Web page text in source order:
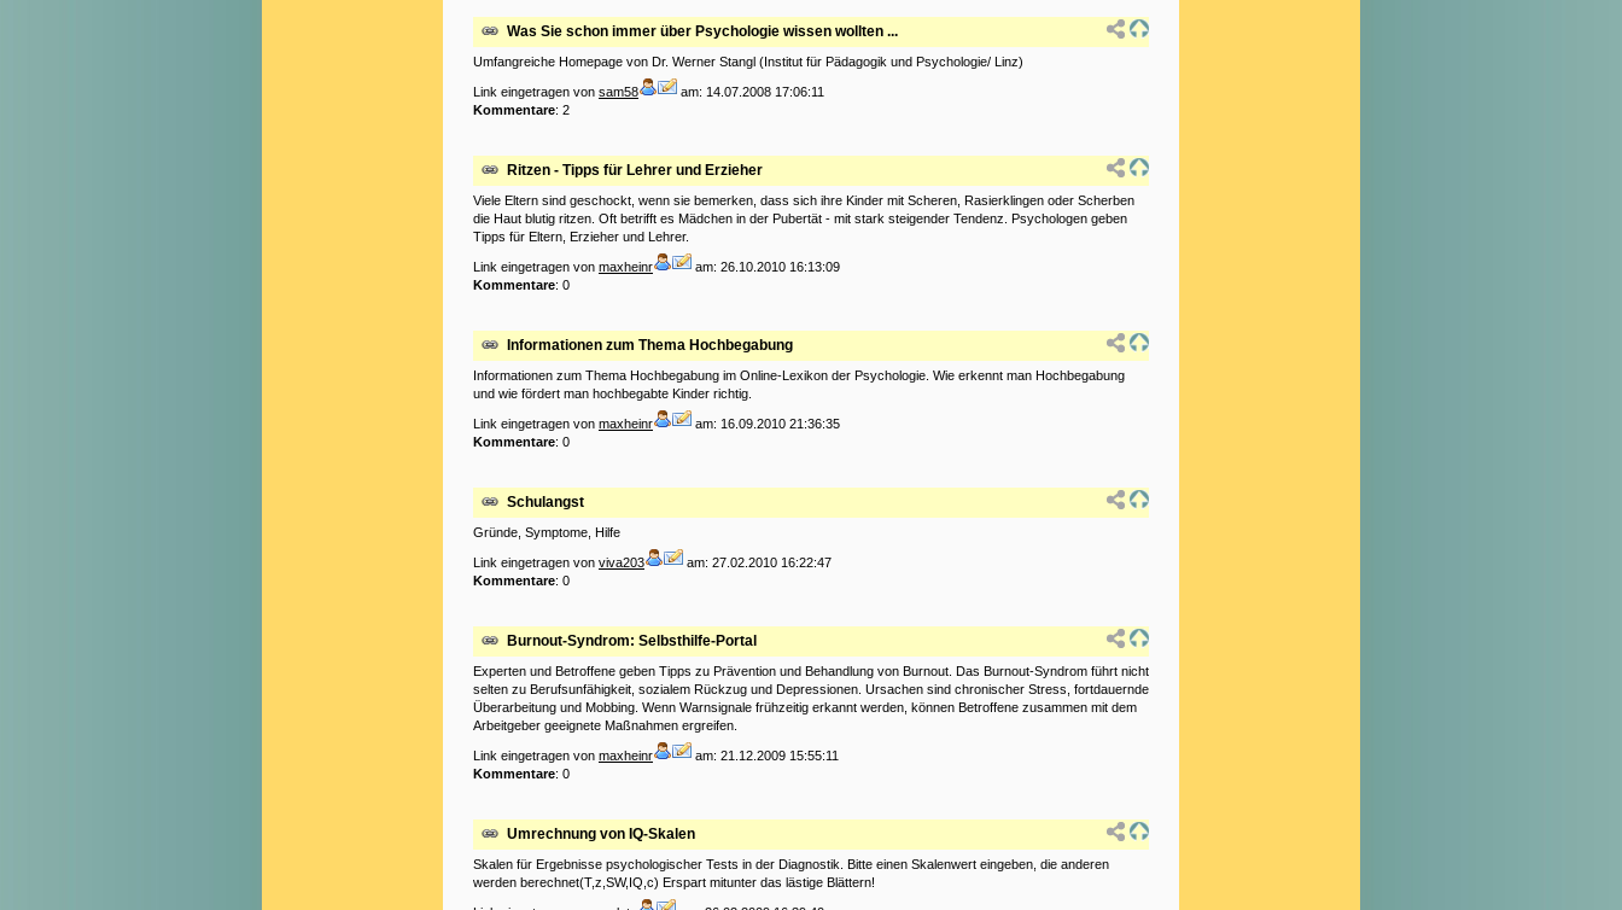
Was Sie schon immer über Psychologie wissen wollten ...
Umfangreiche Homepage von Dr. Werner Stangl (Institut für Pädagogik und Psychologie/ Linz)
Link eingetragen von sam58
am: 14.07.2008 17:06:11
Kommentare: 2
Ritzen - Tipps für Lehrer und Erzieher
Viele Eltern sind geschockt, wenn sie bemerken, dass sich ihre Kinder mit Scheren, Rasierklingen oder Scherben
die Haut blutig ritzen. Oft betrifft es Mädchen in der Pubertät - mit stark steigender Tendenz. Psychologen geben
Tipps für Eltern, Erzieher und Lehrer.
Link eingetragen von maxheinr
am: 26.10.2010 16:13:09
Kommentare: 0
Informationen zum Thema Hochbegabung
Informationen zum Thema Hochbegabung im Online-Lexikon der Psychologie. Wie erkennt man Hochbegabung
und wie fördert man hochbegabte Kinder richtig.
Link eingetragen von maxheinr
am: 16.09.2010 21:36:35
Kommentare: 0
Schulangst
Gründe, Symptome, Hilfe
Link eingetragen von viva203
am: 27.02.2010 16:22:47
Kommentare: 0
Burnout-Syndrom: Selbsthilfe-Portal
Experten und Betroffene geben Tipps zu Prävention und Behandlung von Burnout. Das Burnout-Syndrom führt nicht
selten zu Berufsunfähigkeit, sozialem Rückzug und Depressionen. Ursachen sind chronischer Stress, fortdauernde
Überarbeitung und Mobbing. Wenn Warnsignale frühzeitig erkannt werden, können Betroffene zusammen mit dem
Arbeitgeber geeignete Maßnahmen ergreifen.
Link eingetragen von maxheinr
am: 21.12.2009 15:55:11
Kommentare: 0
Umrechnung von IQ-Skalen
Skalen für Ergebnisse psychologischer Tests in der Diagnostik. Bitte einen Skalenwert eingeben, die anderen
werden berechnet(T,z,SW,IQ,c) Erspart mitunter das lästige Blättern!